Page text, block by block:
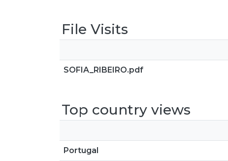
File Visits
SOFIA_RIBEIRO.pdf
Top country views
Portugal